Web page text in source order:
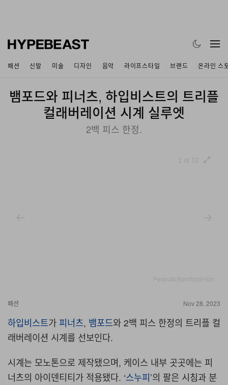
패션 신발 미술 디자인 음악 라이프스타일 브랜드 온라인 스
뱀포드와 피너츠, 하입비스트의 트리플
컬래버레이션 시계 실루엣
2백 피스 한정.
패션 Nov 28, 2023
하입비스트가 피너츠, 뱀포드와 2백 피스 한정의 트리플 컬
래버레이션 시계를 선보인다.
시계는 모노톤으로 제작됐으며, 케이스 내부 곳곳에는 피
너츠의 아이덴티티가 적용됐다. ‘스누피’의 팔은 시침과 분